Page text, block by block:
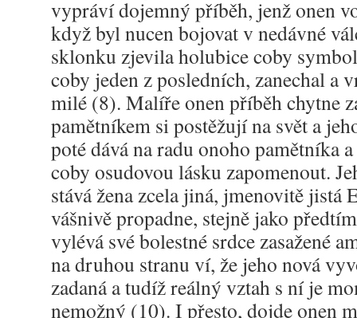
vypráví dojemný příběh, jenž onen
když byl nucen bojovat v nedávné
sklonku zjevila holubice coby
coby jeden z posledních, zanechal a
milé (8). Malíře onen příběh chytne
pamětníkem si postěžují na svět a
poté dává na radu onoho pamětníka
coby osudovou lásku zapomenout.
stává žena zcela jiná, jmenovitě jistá
vášnivě propadne, stejně jako
vylévá své bolestné srdce zasažené
na druhou stranu ví, že jeho nová
zadaná a tudíž reálný vztah s ní je
nemožný (10). I přesto, dojde onen